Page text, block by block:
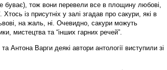
буває), тож вони перевели все в площину любові,
із присутніх у залі згадав про сакури, які в
на жаль, ні. Очевидно, сакури можуть
мистецтва та “інших гарних речей”.
Антона Варги деякі автори антології виступили зі